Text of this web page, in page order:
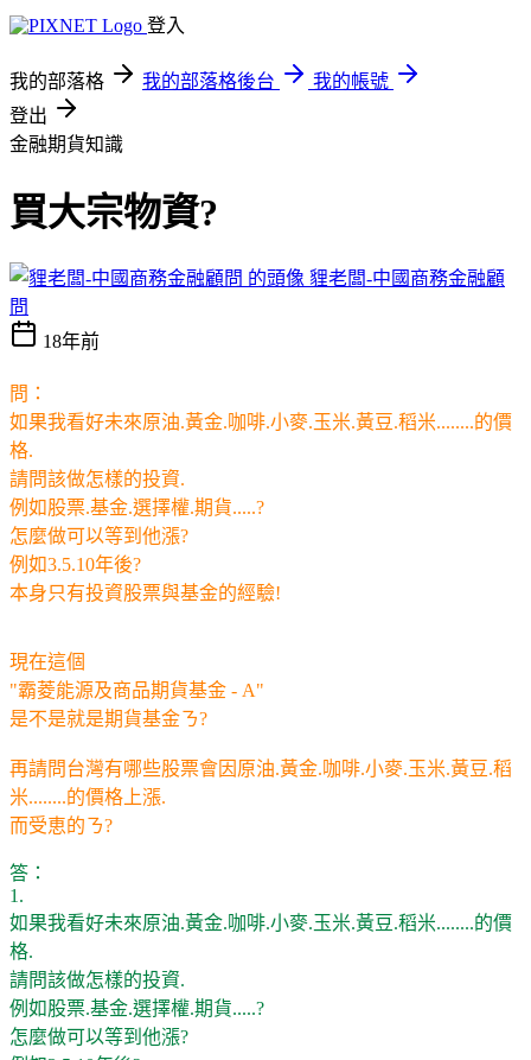
登入
我的部落格 我的部落格後台
我的帳號
登出
金融期貨知識
買大宗物資?
貍老闆-中國商務金融顧
問
18年前
問：
如果我看好未來原油.黃金.咖啡.小麥.玉米.黃豆.稻米........的價
格.
請問該做怎樣的投資.
例如股票.基金.選擇權.期貨.....?
怎麼做可以等到他漲?
例如3.5.10年後?
本身只有投資股票與基金的經驗!
現在這個
"霸菱能源及商品期貨基金 - A"
是不是就是期貨基金ㄋ?
再請問台灣有哪些股票會因原油.黃金.咖啡.小麥.玉米.黃豆.稻
米........的價格上漲.
而受恵的ㄋ?
答：
1.
如果我看好未來原油.黃金.咖啡.小麥.玉米.黃豆.稻米........的價
格.
請問該做怎樣的投資.
例如股票.基金.選擇權.期貨.....?
怎麼做可以等到他漲?